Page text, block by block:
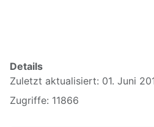
Details
Zuletzt aktualisiert: 01. Juni
Zugriffe: 11866